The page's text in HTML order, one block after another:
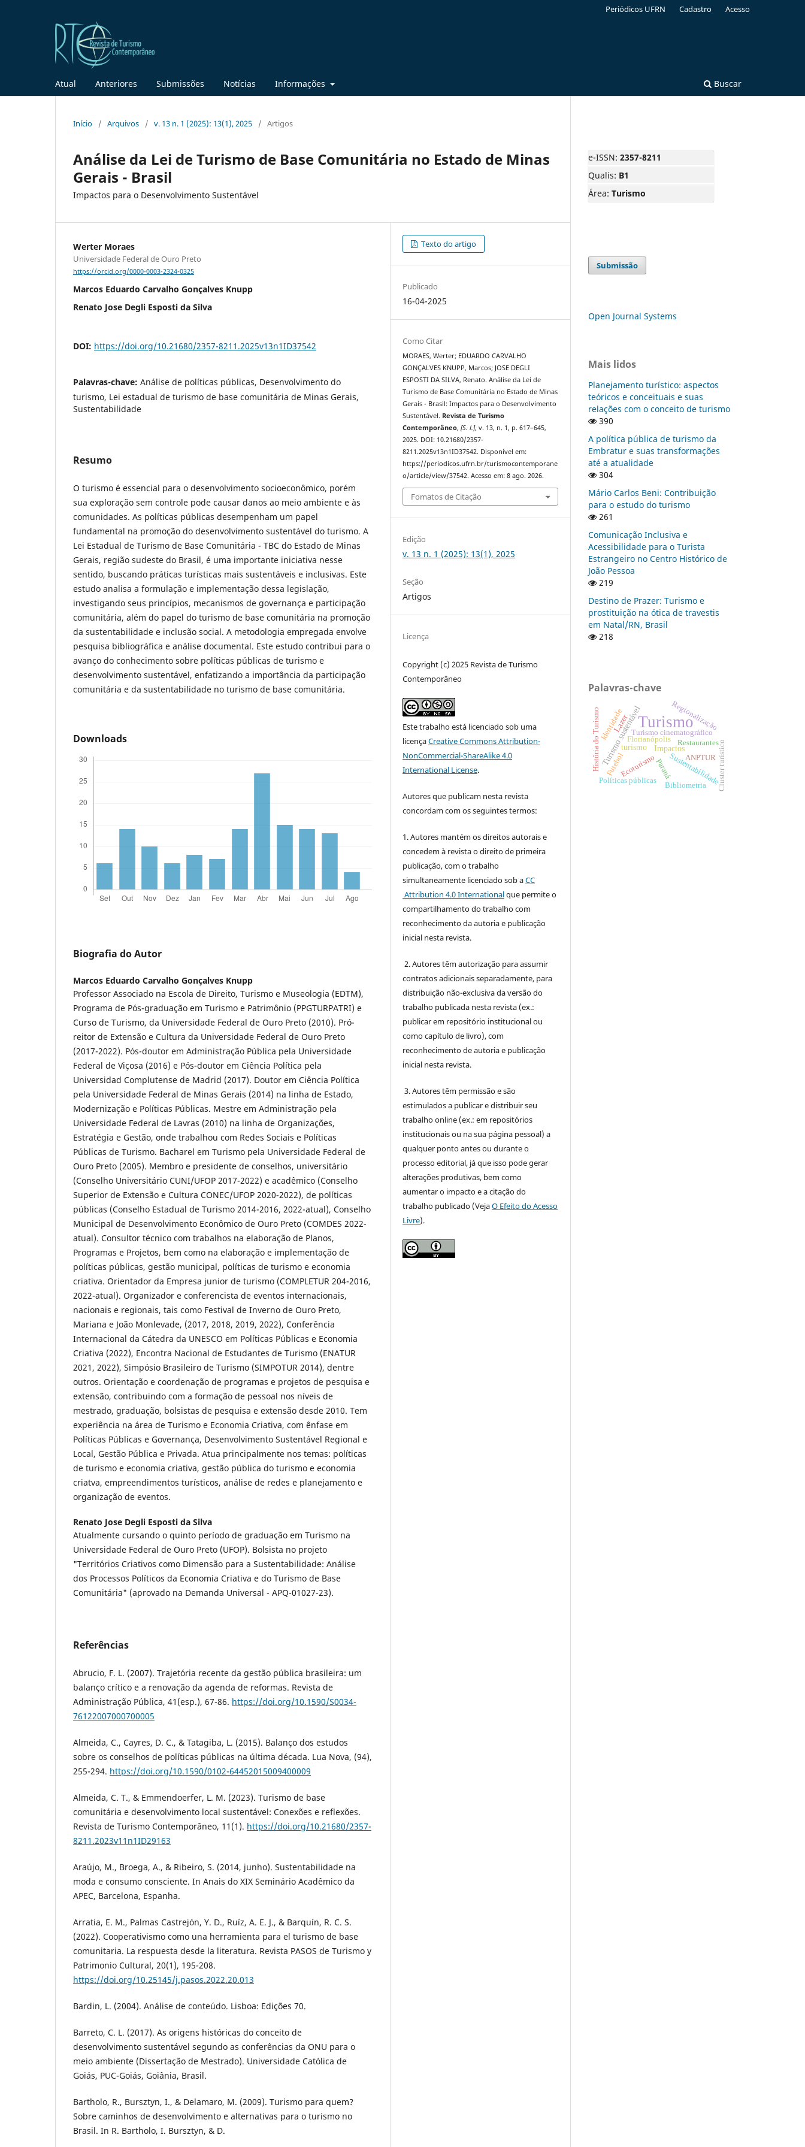
Atual Anteriores Submissões Notícias Informações Buscar
Periódicos UFRN Cadastro Acesso
Início / Arquivos / v. 13 n. 1 (2025): 13(1), 2025 / Artigos
Análise da Lei de Turismo de Base Comunitária no Estado de Minas
Gerais - Brasil
Impactos para o Desenvolvimento Sustentável
Werter Moraes
Universidade Federal de Ouro Preto
https://orcid.org/0000-0003-2324-0325
Marcos Eduardo Carvalho Gonçalves Knupp
Renato Jose Degli Esposti da Silva
DOI: https://doi.org/10.21680/2357-8211.2025v13n1ID37542
Palavras-chave: Análise de políticas públicas, Desenvolvimento do
turismo, Lei estadual de turismo de base comunitária de Minas Gerais,
Sustentabilidade
Resumo
O turismo é essencial para o desenvolvimento socioeconômico, porém
sua exploração sem controle pode causar danos ao meio ambiente e às
comunidades. As políticas públicas desempenham um papel
fundamental na promoção do desenvolvimento sustentável do turismo. A
Lei Estadual de Turismo de Base Comunitária - TBC do Estado de Minas
Gerais, região sudeste do Brasil, é uma importante iniciativa nesse
sentido, buscando práticas turísticas mais sustentáveis e inclusivas. Este
estudo analisa a formulação e implementação dessa legislação,
investigando seus princípios, mecanismos de governança e participação
comunitária, além do papel do turismo de base comunitária na promoção
da sustentabilidade e inclusão social. A metodologia empregada envolve
pesquisa bibliográfica e análise documental. Este estudo contribui para o
avanço do conhecimento sobre políticas públicas de turismo e
desenvolvimento sustentável, enfatizando a importância da participação
comunitária e da sustentabilidade no turismo de base comunitária.
Downloads
Biografia do Autor
Marcos Eduardo Carvalho Gonçalves Knupp
Professor Associado na Escola de Direito, Turismo e Museologia (EDTM),
Programa de Pós-graduação em Turismo e Patrimônio (PPGTURPATRI) e
Curso de Turismo, da Universidade Federal de Ouro Preto (2010). Pró-
reitor de Extensão e Cultura da Universidade Federal de Ouro Preto
(2017-2022). Pós-doutor em Administração Pública pela Universidade
Federal de Viçosa (2016) e Pós-doutor em Ciência Política pela
Universidad Complutense de Madrid (2017). Doutor em Ciência Política
pela Universidade Federal de Minas Gerais (2014) na linha de Estado,
Modernização e Políticas Públicas. Mestre em Administração pela
Universidade Federal de Lavras (2010) na linha de Organizações,
Estratégia e Gestão, onde trabalhou com Redes Sociais e Políticas
Públicas de Turismo. Bacharel em Turismo pela Universidade Federal de
Ouro Preto (2005). Membro e presidente de conselhos, universitário
(Conselho Universitário CUNI/UFOP 2017-2022) e acadêmico (Conselho
Superior de Extensão e Cultura CONEC/UFOP 2020-2022), de políticas
públicas (Conselho Estadual de Turismo 2014-2016, 2022-atual), Conselho
Municipal de Desenvolvimento Econômico de Ouro Preto (COMDES 2022-
atual). Consultor técnico com trabalhos na elaboração de Planos,
Programas e Projetos, bem como na elaboração e implementação de
políticas públicas, gestão municipal, políticas de turismo e economia
criativa. Orientador da Empresa junior de turismo (COMPLETUR 204-2016,
2022-atual). Organizador e conferencista de eventos internacionais,
nacionais e regionais, tais como Festival de Inverno de Ouro Preto,
Mariana e João Monlevade, (2017, 2018, 2019, 2022), Conferência
Internacional da Cátedra da UNESCO em Políticas Públicas e Economia
Criativa (2022), Encontra Nacional de Estudantes de Turismo (ENATUR
2021, 2022), Simpósio Brasileiro de Turismo (SIMPOTUR 2014), dentre
outros. Orientação e coordenação de programas e projetos de pesquisa e
extensão, contribuindo com a formação de pessoal nos níveis de
mestrado, graduação, bolsistas de pesquisa e extensão desde 2010. Tem
experiência na área de Turismo e Economia Criativa, com ênfase em
Políticas Públicas e Governança, Desenvolvimento Sustentável Regional e
Local, Gestão Pública e Privada. Atua principalmente nos temas: políticas
de turismo e economia criativa, gestão pública do turismo e economia
criatva, empreendimentos turísticos, análise de redes e planejamento e
organização de eventos.
Renato Jose Degli Esposti da Silva
Atualmente cursando o quinto período de graduação em Turismo na
Universidade Federal de Ouro Preto (UFOP). Bolsista no projeto
"Territórios Criativos como Dimensão para a Sustentabilidade: Análise
dos Processos Políticos da Economia Criativa e do Turismo de Base
Comunitária" (aprovado na Demanda Universal - APQ-01027-23).
Referências
Abrucio, F. L. (2007). Trajetória recente da gestão pública brasileira: um
balanço crítico e a renovação da agenda de reformas. Revista de
Administração Pública, 41(esp.), 67-86. https://doi.org/10.1590/S0034-
76122007000700005
Almeida, C., Cayres, D. C., & Tatagiba, L. (2015). Balanço dos estudos
sobre os conselhos de políticas públicas na última década. Lua Nova, (94),
255-294. https://doi.org/10.1590/0102-64452015009400009
Almeida, C. T., & Emmendoerfer, L. M. (2023). Turismo de base
comunitária e desenvolvimento local sustentável: Conexões e reflexões.
Revista de Turismo Contemporâneo, 11(1). https://doi.org/10.21680/2357-
8211.2023v11n1ID29163
Araújo, M., Broega, A., & Ribeiro, S. (2014, junho). Sustentabilidade na
moda e consumo consciente. In Anais do XIX Seminário Acadêmico da
APEC, Barcelona, Espanha.
Arratia, E. M., Palmas Castrejón, Y. D., Ruíz, A. E. J., & Barquín, R. C. S.
(2022). Cooperativismo como una herramienta para el turismo de base
comunitaria. La respuesta desde la literatura. Revista PASOS de Turismo y
Patrimonio Cultural, 20(1), 195-208.
https://doi.org/10.25145/j.pasos.2022.20.013
Bardin, L. (2004). Análise de conteúdo. Lisboa: Edições 70.
Barreto, C. L. (2017). As origens históricas do conceito de
desenvolvimento sustentável segundo as conferências da ONU para o
meio ambiente (Dissertação de Mestrado). Universidade Católica de
Goiás, PUC-Goiás, Goiânia, Brasil.
Bartholo, R., Bursztyn, I., & Delamaro, M. (2009). Turismo para quem?
Sobre caminhos de desenvolvimento e alternativas para o turismo no
Brasil. In R. Bartholo, I. Bursztyn, & D.
Texto do artigo
Publicado
16-04-2025
Como Citar
MORAES, Werter; EDUARDO CARVALHO
GONÇALVES KNUPP, Marcos; JOSE DEGLI
ESPOSTI DA SILVA, Renato. Análise da Lei de
Turismo de Base Comunitária no Estado de Minas
Gerais - Brasil: Impactos para o Desenvolvimento
Sustentável. Revista de Turismo
Contemporâneo,[S. l.], v. 13, n. 1, p. 617–645,
2025. DOI: 10.21680/2357-
8211.2025v13n1ID37542. Disponível em:
https://periodicos.ufrn.br/turismocontemporane
o/article/view/37542. Acesso em: 8 ago. 2026.
Fomatos de Citação
Edição
v. 13 n. 1 (2025): 13(1), 2025
Seção
Artigos
Licença
Copyright (c) 2025 Revista de Turismo
Contemporâneo
Este trabalho está licenciado sob uma
licençaCreative Commons Attribution-
NonCommercial-ShareAlike 4.0
International License.
Autores que publicam nesta revista
concordam com os seguintes termos:
1. Autores mantém os direitos autorais e
concedem à revista o direito de primeira
publicação, com o trabalho
simultaneamente licenciado sob aCC
Attribution 4.0 Internationalque permite o
compartilhamento do trabalho com
reconhecimento da autoria e publicação
inicial nesta revista.
2. Autores têm autorização para assumir
contratos adicionais separadamente, para
distribuição não-exclusiva da versão do
trabalho publicada nesta revista (ex.:
publicar em repositório institucional ou
como capítulo de livro), com
reconhecimento de autoria e publicação
inicial nesta revista.
3. Autores têm permissão e são
estimulados a publicar e distribuir seu
trabalho online (ex.: em repositórios
institucionais ou na sua página pessoal) a
qualquer ponto antes ou durante o
processo editorial, já que isso pode gerar
alterações produtivas, bem como
aumentar o impacto e a citação do
trabalho publicado (VejaO Efeito do Acesso
Livre).
e-ISSN: 2357-8211
Qualis: B1
Área: Turismo
Submissão
Open Journal Systems
Mais lidos
Planejamento turístico: aspectos
teóricos e conceituais e suas
relações com o conceito de turismo
390
A política pública de turismo da
Embratur e suas transformações
até a atualidade
304
Mário Carlos Beni: Contribuição
para o estudo do turismo
261
Comunicação Inclusiva e
Acessibilidade para o Turista
Estrangeiro no Centro Histórico de
João Pessoa
219
Destino de Prazer: Turismo e
prostituição na ótica de travestis
em Natal/RN, Brasil
218
Palavras-chave
Turismo
Turismo sustentável
turismo Impactos
Lazer
Sustentabilidade
Ecoturismo
Florianópolis
Turismo cinematográfico
Políticas públicas
Regionalização
Restaurantes
Paraná
Bibliometria
Identidade
História do Turismo Futebol ANPTUR Cluster turístico